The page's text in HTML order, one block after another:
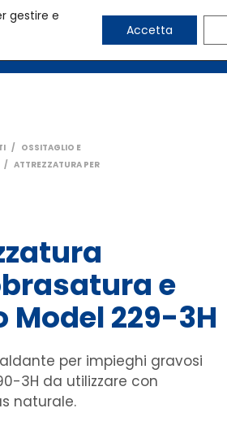
BLOG
/ OSSITAGLIO E
/ ATTREZZATURA PER
e
Model 229-3H
per impieghi gravosi
3H da utilizzare con
naturale.
gestire e
Accetta